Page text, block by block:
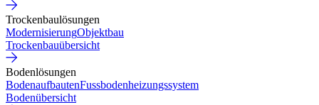
Trockenbaulösungen
ModernisierungObjektbau
Trockenbauübersicht
Bodenlösungen
BodenaufbautenFussbodenheizungssystem
Bodenübersicht